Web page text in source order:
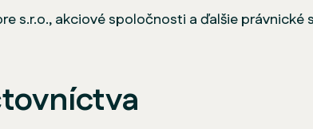
s.r.o., akciové spoločnosti a ďalšie právnické